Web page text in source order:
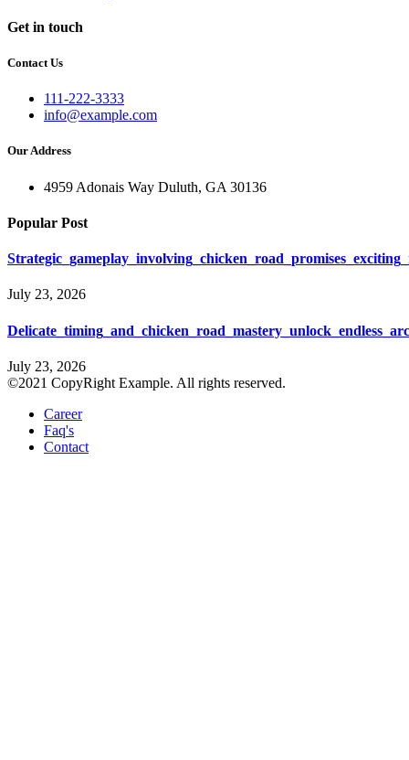
Get in touch
Contact Us
111-222-3333
info@example.com
Our Address
4959 Adonais Way Duluth, GA 30136
Popular Post
July 23, 2026
July 23, 2026
©2021 CopyRight Example. All rights reserved.
Career
Faq's
Contact